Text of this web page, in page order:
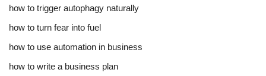
how to trigger autophagy naturally
how to turn fear into fuel
how to use automation in business
how to write a business plan